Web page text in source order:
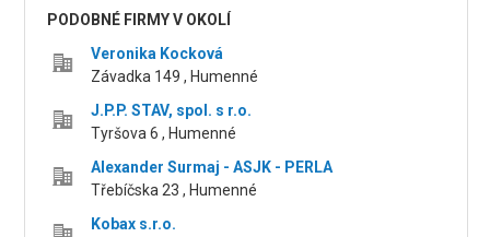
PODOBNÉ FIRMY V OKOLÍ
Veronika Kocková
Závadka 149 , Humenné
J.P.P. STAV, spol. s r.o.
Tyršova 6 , Humenné
Alexander Surmaj - ASJK - PERLA
Třebíčska 23 , Humenné
Kobax s.r.o.